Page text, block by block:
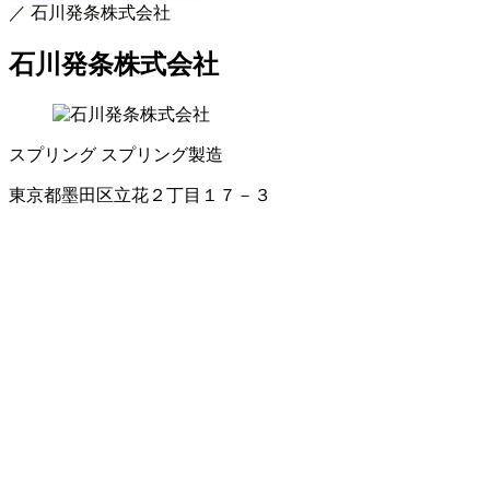
／ 石川発条株式会社
石川発条株式会社
スプリング スプリング製造
東京都墨田区立花２丁目１７－３